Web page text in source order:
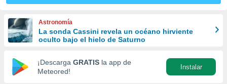
las
y
forma
digital
basada
Astronomía
La sonda Cassini revela un océano hirviente
oculto bajo el hielo de Saturno
¡Descarga GRATIS la app de
Meteored!
Instalar